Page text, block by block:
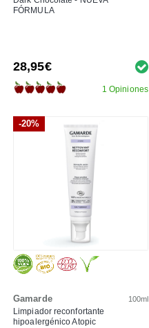
FÓRMULA
28,95€
1 Opiniones
-20%
Gamarde 100ml
Limpiador reconfortante
hipoalergénico Atopic